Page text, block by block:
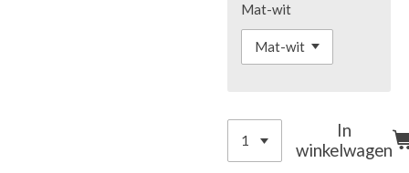
Mat-wit
In
winkelwagen